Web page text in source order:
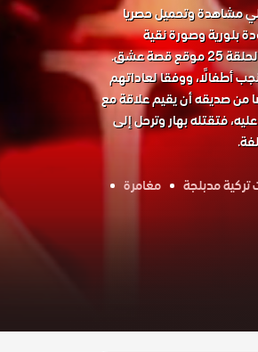
الاصلي مشاهدة وتحميل حصريا
25 قصة عشق بجودة بلورية وصورة نقية
أطفالًا، ووفقا لعاداتهم
من صديقه أن يقيم علاقة مع
فتقتله بهار وترحل إلى
مدبلجة
مغامرة